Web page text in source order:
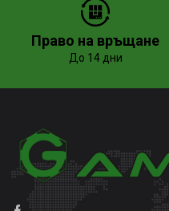
Право на връщане
До 14 дни